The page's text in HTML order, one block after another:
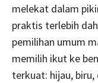
melekat dalam
praktis terlebih
pemilihan umum
memilih ikut ke
terkuat: hijau, biru,